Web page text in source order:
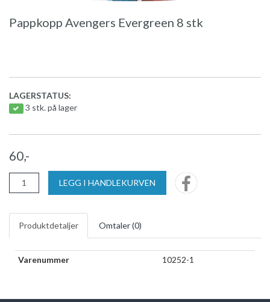
Pappkopp Avengers Evergreen 8 stk
LAGERSTATUS:
3 stk. på lager
60,-
LEGG I HANDLEKURVEN
Produktdetaljer Omtaler (0)
Varenummer 10252-1